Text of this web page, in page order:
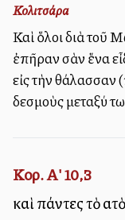
Κολιτσάρα
Καὶ ὅλοι διὰ τοῦ
ἐπῆραν σὰν ἕνα
εἰς τὴν θάλασσαν
δεσμοὺς μεταξύ
Κορ. Α' 10,3
καὶ πάντες τὸ